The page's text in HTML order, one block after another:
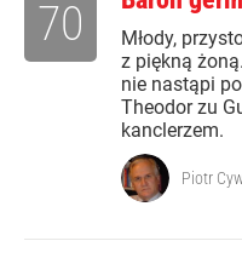
Młody,
z piękną
nie nastąpi
Theodor zu
kanclerzem.
70
Piotr